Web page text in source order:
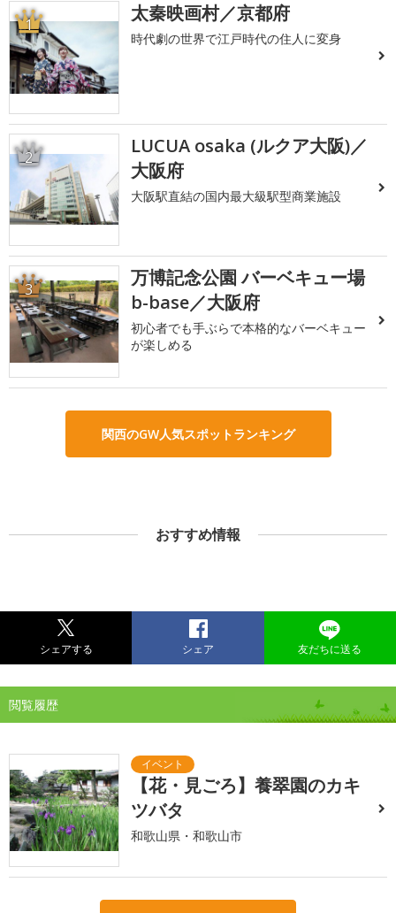
1 太秦映画村／京都府
時代劇の世界で江戸時代の住人に変身
2
LUCUA osaka (ルクア大阪)／
大阪府
大阪駅直結の国内最大級駅型商業施設
3
万博記念公園 バーベキュー場
b-base／大阪府
初心者でも手ぶらで本格的なバーベキュー
が楽しめる
関西のGW人気スポットランキング
おすすめ情報
シェアする シェア 友だちに送る
閲覧履歴
【花・見ごろ】養翠園のカキ
ツバタ
和歌山県・和歌山市